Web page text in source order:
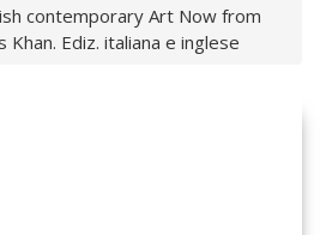
contemporary Art Now from
Ediz. italiana e inglese